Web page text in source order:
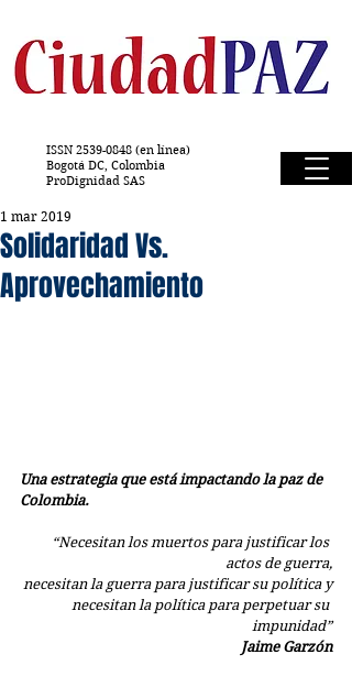
ISSN 2539-0848 (en línea)
Bogotá DC, Colombia
ProDignidad SAS
Solidaridad Vs.
Aprovechamiento
1 mar 2019
Una estrategia que está impactando la paz de
Colombia.
“Necesitan los muertos para justificar los
actos de guerra,
necesitan la guerra para justificar su política y
necesitan la política para perpetuar su
impunidad”
Jaime Garzón